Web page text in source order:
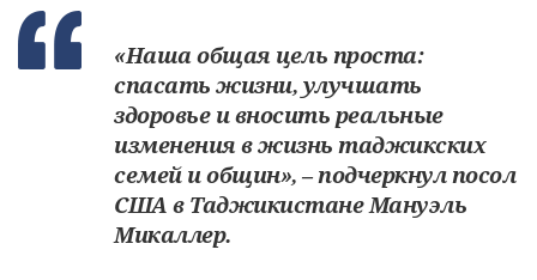
«Наша общая цель проста:
спасать жизни, улучшать
здоровье и вносить реальные
изменения в жизнь таджикских
семей и общин», – подчеркнул посол
США в Таджикистане Мануэль
Микаллер.